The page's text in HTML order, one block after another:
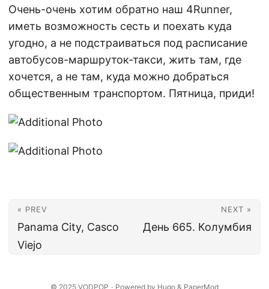
Очень-очень хотим обратно наш 4Runner,
иметь возможность сесть и поехать куда
угодно, а не подстраиваться под расписание
автобусов-маршруток-такси, жить там, где
хочется, а не там, куда можно добраться
общественным транспортом. Пятница, приди!
« PREV
Panama City, Casco
Viejo
NEXT »
День 665. Колумбия
© 2025 VODPOP · Powered by Hugo & PaperMod